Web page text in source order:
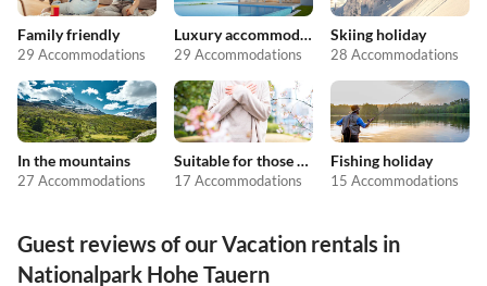
Family friendly
29 Accommodations
Luxury accommodation
29 Accommodations
Skiing holiday
28 Accommodations
In the mountains
27 Accommodations
Suitable for those with allergies
17 Accommodations
Fishing holiday
15 Accommodations
Guest reviews of our Vacation rentals in
Nationalpark Hohe Tauern